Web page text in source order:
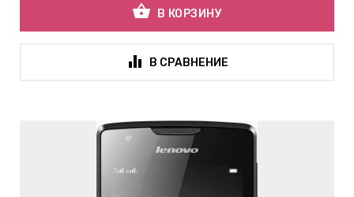
shopping_basket В КОРЗИНУ
В СРАВНЕНИЕ